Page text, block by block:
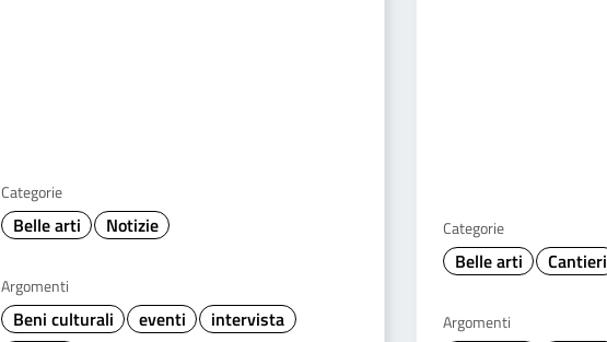
Categorie
Belle arti Notizie
Argomenti
Beni culturali eventi
intervista
Categorie
Belle arti Cantieri
Argomenti